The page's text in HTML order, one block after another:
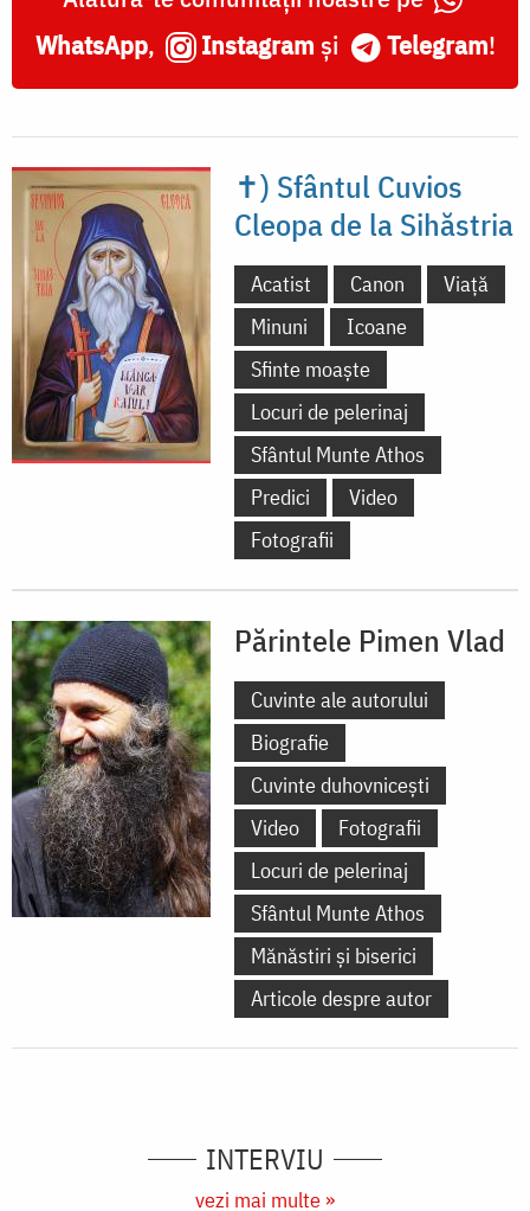
WhatsApp, Instagram și Telegram!
✝) Sfântul Cuvios
Cleopa de la Sihăstria
Acatist Canon
Viață
Minuni
Icoane
Sfinte moaște
Locuri de pelerinaj
Sfântul Munte Athos
Predici
Video
Fotografii
Părintele Pimen Vlad
Cuvinte ale autorului
Biografie
Cuvinte duhovnicești
Video
Fotografii
Locuri de pelerinaj
Sfântul Munte Athos
Mănăstiri și biserici
Articole despre autor
INTERVIU
vezi mai multe »